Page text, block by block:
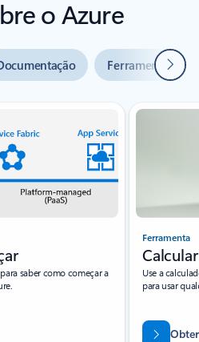
o Azure
Ferramentas
saber como começar a
Ferramenta
Use a
para usar